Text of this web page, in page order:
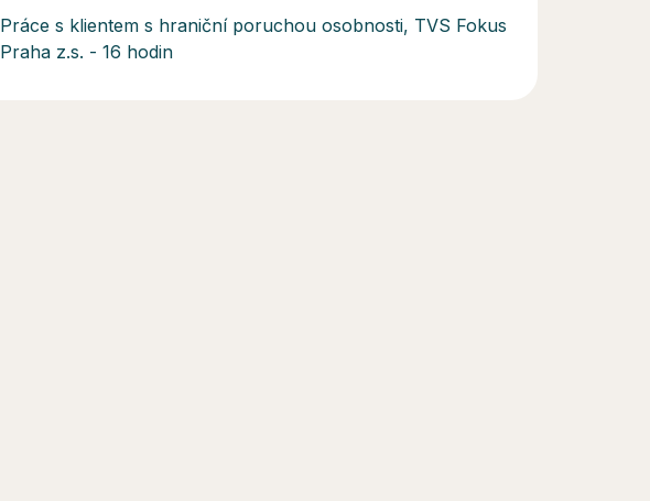
Práce s klientem s hraniční poruchou osobnosti, TVS Fokus
Praha z.s. - 16 hodin